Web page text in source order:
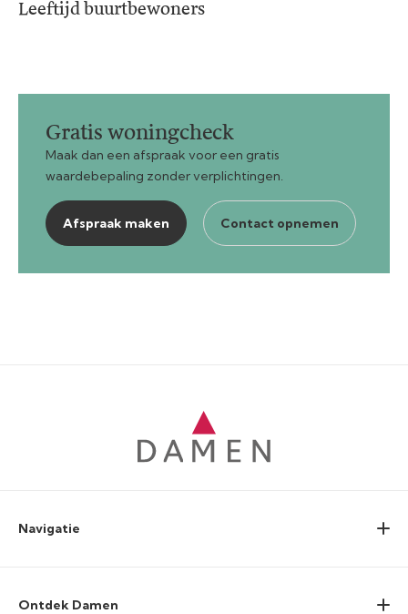
Leeftijd buurtbewoners
Gratis woningcheck
Maak dan een afspraak voor een gratis
waardebepaling zonder verplichtingen.
Afspraak maken Contact opnemen
Navigatie
Ontdek Damen